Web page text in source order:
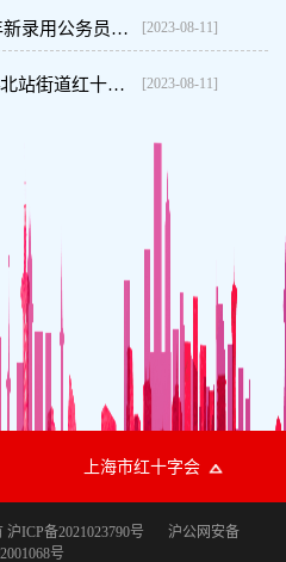
静安区红十字会开展2023年新录用公务员应急救护知识培训 [2023-08-11]
守护生命，“救”在身边——北站街道红十字会开展红十字救护培训 [2023-08-11]
上海市红十字会
沪ICP备2021023790号
沪公网安备
号